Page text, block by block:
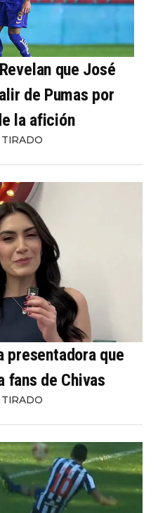
que José
de Pumas por
la afición
presentadora que
fans de Chivas